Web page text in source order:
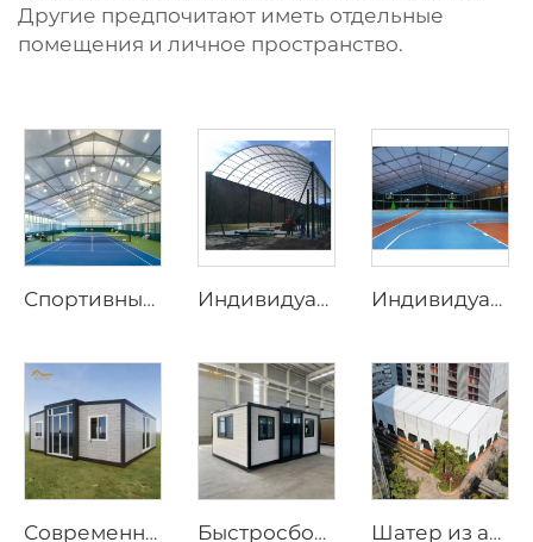
Другие предпочитают иметь отдельные
помещения и личное пространство.
Спортивные шатры на заказ по заводским ценам | Быстросборные бадминтонные залы на алюминиевом каркасе для коммерческих объектов Индивидуальные крыши для падел-кортов из стали и стекла | Ветрозащитные алюминиевые конструкции с теневыми клапанами для открытых спортивных сооружений Индивидуальные конструкционные решения для падел-кортов | Спортивные навесы из стали и стекла с теневыми клапанами и ветрозащитным алюминиевым каркасом
Современный prefabрицированный дом с 3 спальнями | Расширяемый жилой контейнерный дом длиной 20 футов для устойчивого образа жизни Быстросборный prefabрицированный дом длиной 20 футов | Портативное мобильное жилое решение с 3 спальнями Шатер из алюминия для круглогодичного использования | Коммерческий бескаркасный навес для открытых свадебных приемов и выставок